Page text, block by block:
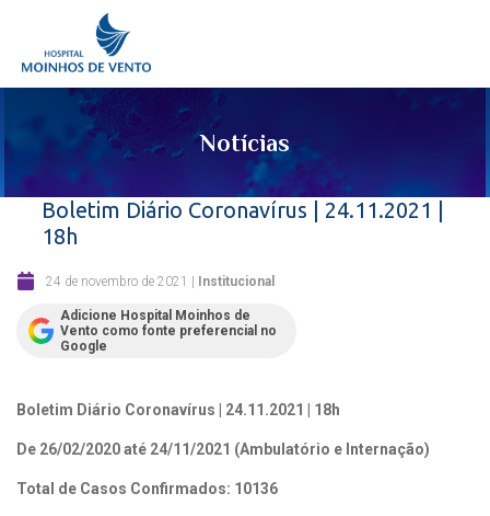
Notícias
Boletim Diário Coronavírus | 24.11.2021 |
18h
24 de novembro de 2021 | Institucional
Adicione Hospital Moinhos de
Vento como fonte preferencial no
Google
Boletim Diário Coronavírus | 24.11.2021 | 18h
De 26/02/2020 até 24/11/2021 (Ambulatório e Internação)
Total de Casos Confirmados: 10136